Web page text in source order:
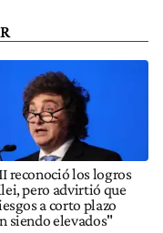
reconoció los logros
pero advirtió que
a corto plazo
siendo elevados"